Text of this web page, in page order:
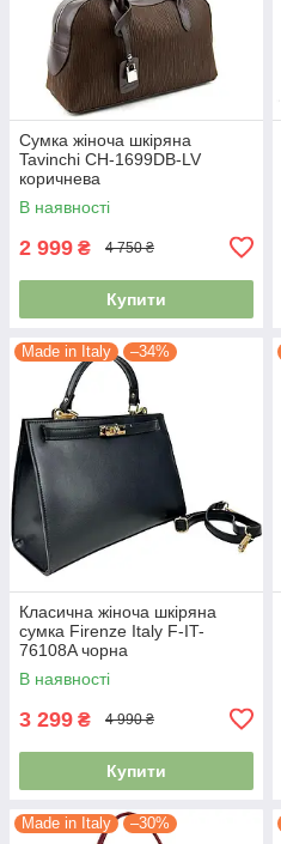
Сумка жіноча шкіряна
Tavinchi CH-1699DB-LV
коричнева
В наявності
2 999 ₴ 4 750 ₴
Купити
Made in Italy –34%
Класична жіноча шкіряна
сумка Firenze Italy F-IT-
76108A чорна
В наявності
3 299 ₴ 4 990 ₴
Купити
Made in Italy –30%